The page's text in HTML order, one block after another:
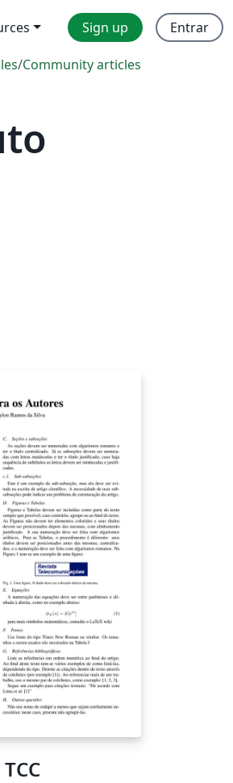
Sign up Entrar
/Community articles